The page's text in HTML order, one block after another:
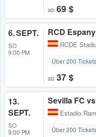
ab 69 $
6. SEPT.
SO
9:00 PM
RCD
RCDE
Über 200
ab 37 $
13.
SEPT.
SO
9:00 PM
Sevilla FC
Estadio
Über 200